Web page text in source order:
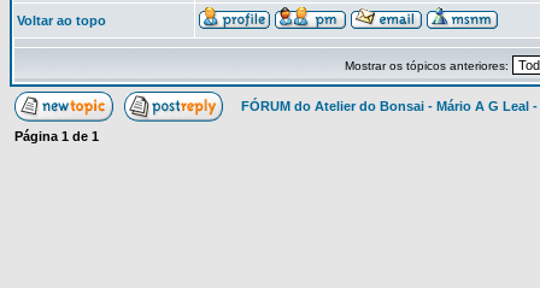
Voltar ao topo
Mostrar os tópicos anteriores:
FÓRUM do Atelier do Bonsai - Mário A G Leal
Página 1 de 1